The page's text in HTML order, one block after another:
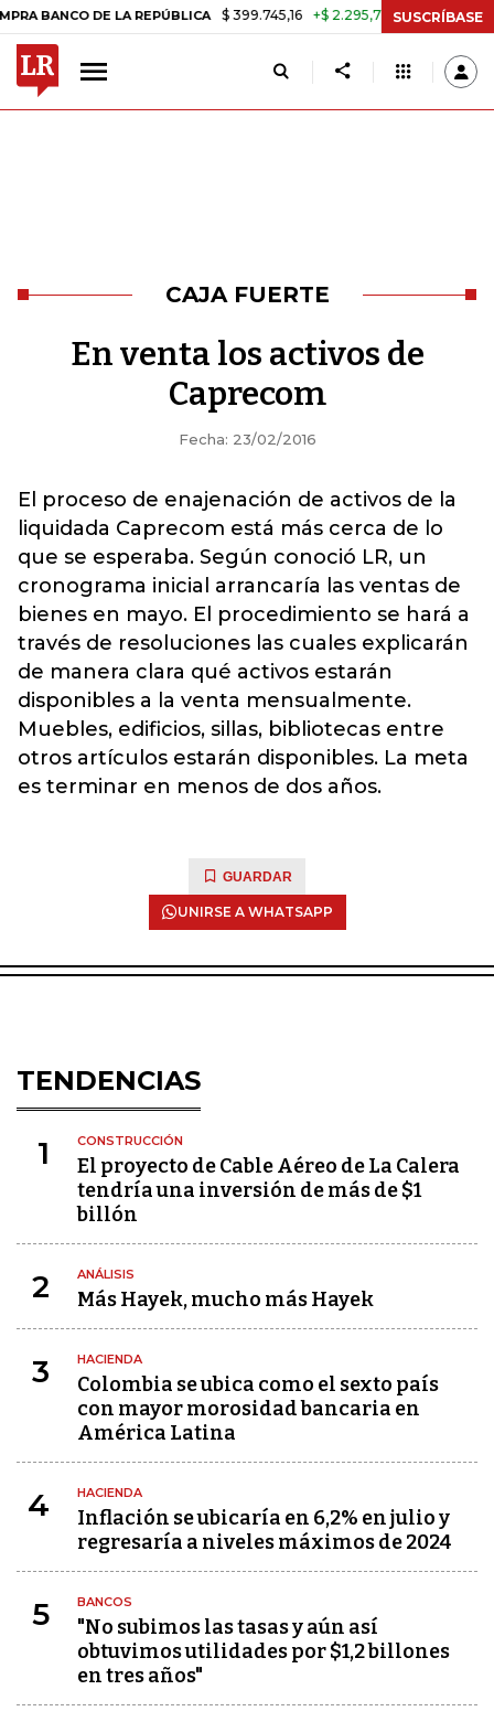
DE LA REPÚBLICA $ 399.745,16 +$ 2.295,71 +0,58% TASA
SUSCRÍBASE
CAJA FUERTE
En venta los activos de
Caprecom
Fecha: 23/02/2016
El proceso de enajenación de activos de la
liquidada Caprecom está más cerca de lo
que se esperaba. Según conoció LR, un
cronograma inicial arrancaría las ventas de
bienes en mayo. El procedimiento se hará a
través de resoluciones las cuales explicarán
de manera clara qué activos estarán
disponibles a la venta mensualmente.
Muebles, edificios, sillas, bibliotecas entre
otros artículos estarán disponibles. La meta
es terminar en menos de dos años.
GUARDAR
UNIRSE A WHATSAPP
TENDENCIAS
1 CONSTRUCCIÓN
El proyecto de Cable Aéreo de La Calera
tendría una inversión de más de $1
billón
2 ANÁLISIS
Más Hayek, mucho más Hayek
3 HACIENDA
Colombia se ubica como el sexto país
con mayor morosidad bancaria en
América Latina
4 HACIENDA
Inflación se ubicaría en 6,2% en julio y
regresaría a niveles máximos de 2024
5 BANCOS
"No subimos las tasas y aún así
obtuvimos utilidades por $1,2 billones
en tres años"